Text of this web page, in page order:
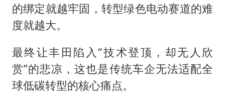
的绑定就越牢固，转型绿色电动赛道的难
度就越大。
最终让丰田陷入“技术登顶，却无人欣
赏”的悲凉，这也是传统车企无法适配全
球低碳转型的核心痛点。